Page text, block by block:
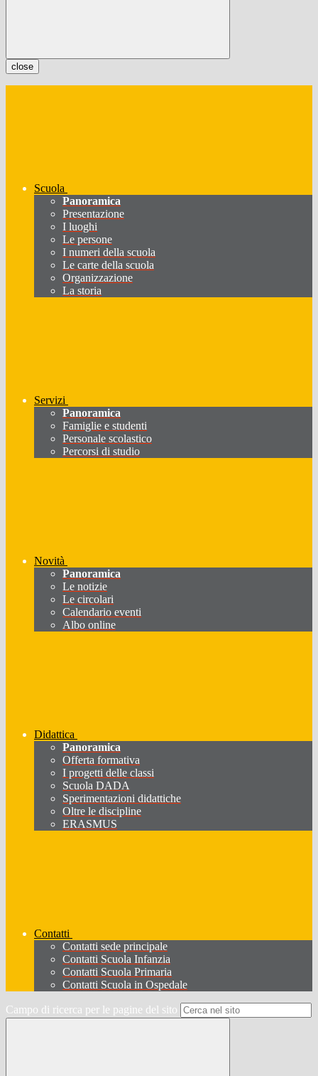
close
Scuola
Panoramica
Presentazione
I luoghi
Le persone
I numeri della scuola
Le carte della scuola
Organizzazione
La storia
Servizi
Panoramica
Famiglie e studenti
Personale scolastico
Percorsi di studio
Novità
Panoramica
Le notizie
Le circolari
Calendario eventi
Albo online
Didattica
Panoramica
Offerta formativa
I progetti delle classi
Scuola DADA
Sperimentazioni didattiche
Oltre le discipline
ERASMUS
Contatti
Contatti sede principale
Contatti Scuola Infanzia
Contatti Scuola Primaria
Contatti Scuola in Ospedale
Campo di ricerca per le pagine del sito